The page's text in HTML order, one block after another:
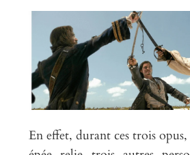
En effet, durant ces trois